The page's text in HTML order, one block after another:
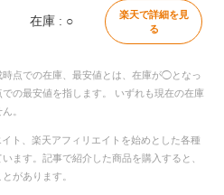
在庫 : ○
楽天で詳細を見
る
点での在庫、最安値とは、在庫が◯となっ
の最安値を指します。 いずれも現在の在庫
。
ト、楽天アフィリエイトを始めとした各種
ます。記事で紹介した商品を購入すると、
があります。